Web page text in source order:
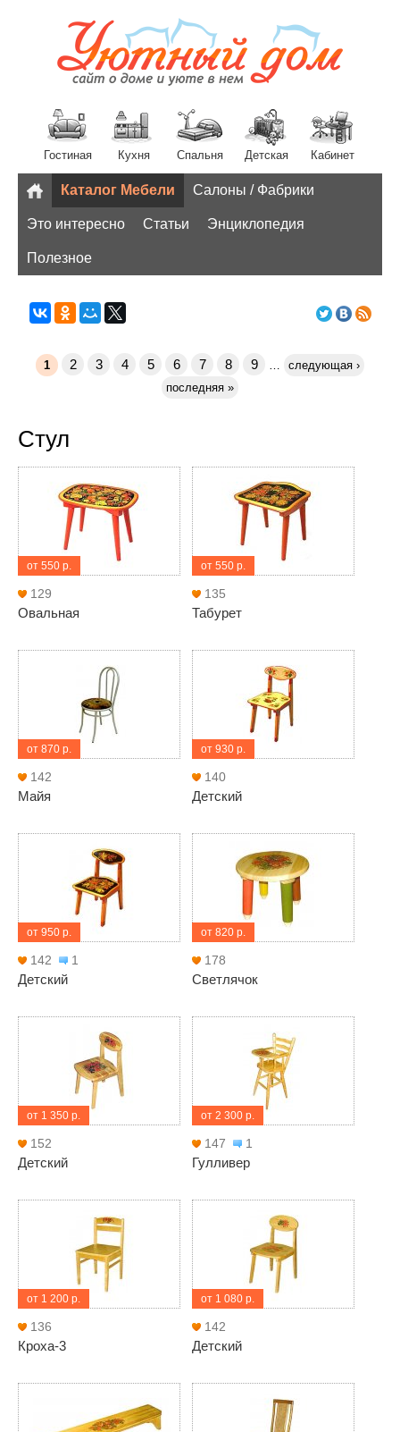
Гостиная Кухня Спальня Детская Кабинет
Разное
Каталог Мебели Салоны / Фабрики
Это интересно Статьи Энциклопедия
Полезное
1 2 3 4 5 6 7 8 9 …
следующая ›
последняя »
Стул
от 550 р.
129
Овальная
от 550 р.
135
Табурет
от 870 р.
142
Майя
от 930 р.
140
Детский
от 950 р.
142 1
Детский
от 820 р.
178
Светлячок
от 1 350 р.
152
Детский
от 2 300 р.
147 1
Гулливер
от 1 200 р.
136
Кроха-3
от 1 080 р.
142
Детский